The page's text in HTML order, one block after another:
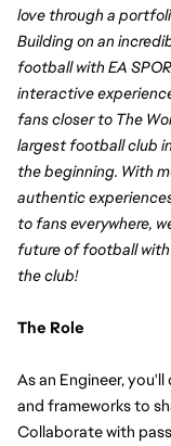
love through a
Building on an
football with EA
interactive
fans closer to The
largest football club
the beginning. With
authentic
to fans everywhere,
future of football with
the club!
The Role
As an Engineer,
and frameworks to
Collaborate with